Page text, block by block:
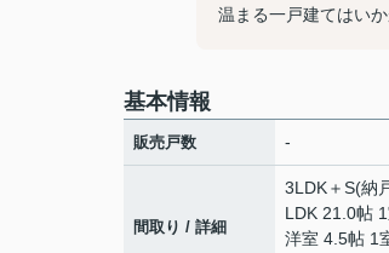
温まる一戸建てはい
基本情報
販売戸数 -
間取り / 詳細
3LDK＋S(納
LDK 21.0帖
洋室 4.5帖 1